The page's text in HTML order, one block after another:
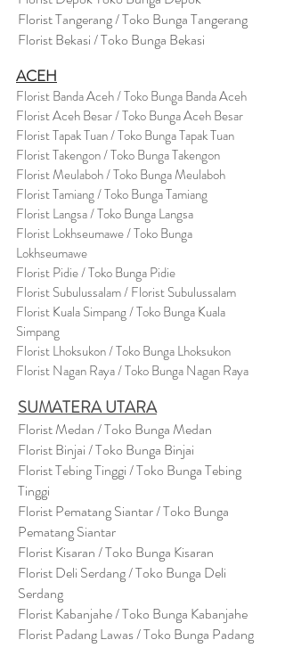
Florist Tangerang / Toko Bunga Tangerang
Florist Bekasi / Toko Bunga Bekasi
ACEH
Florist Banda Aceh / Toko Bunga Banda Aceh
Florist Aceh Besar / Toko Bunga Aceh Besar
Florist Tapak Tuan / Toko Bunga Tapak Tuan
Florist Takengon / Toko Bunga Takengon
Florist Meulaboh / Toko Bunga Meulaboh
Florist Tamiang / Toko Bunga Tamiang
Florist Langsa / Toko Bunga Langsa
Florist Lokhseumawe / Toko Bunga
Lokhseumawe
Florist Pidie / Toko Bunga Pidie
Florist Subulussalam / Florist Subulussalam
Florist Kuala Simpang / Toko Bunga Kuala
Simpang
Florist Lhoksukon / Toko Bunga Lhoksukon
Florist Nagan Raya / Toko Bunga Nagan Raya
SUMATERA UTARA
Florist Medan / Toko Bunga Medan
Florist Binjai / Toko Bunga Binjai
Florist Tebing Tinggi / Toko Bunga Tebing
Tinggi
Florist Pematang Siantar / Toko Bunga
Pematang Siantar
Florist Kisaran / Toko Bunga Kisaran
Florist Deli Serdang / Toko Bunga Deli
Serdang
Florist Kabanjahe / Toko Bunga Kabanjahe
Florist Padang Lawas / Toko Bunga Padang